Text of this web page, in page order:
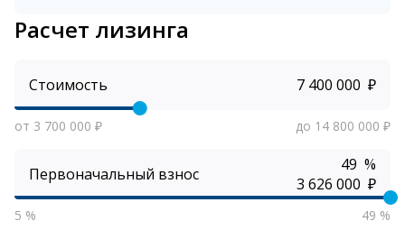
Расчет лизинга
Стоимость ₽
от 3 700 000 ₽ до 14 800 000 ₽
Первоначальный взнос
%
₽
5 % 49 %